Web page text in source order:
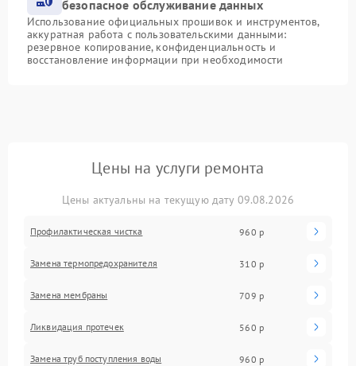
безопасное обслуживание данных
Использование официальных прошивок и инструментов,
аккуратная работа с пользовательскими данными:
резервное копирование, конфиденциальность и
восстановление информации при необходимости
Цены на услуги ремонта
Цены актуальны на текущую дату 09.08.2026
Профилактическая чистка 960 р
Замена термопредохранителя 310 р
Замена мембраны 709 р
Ликвидация протечек 560 р
Замена труб поступления воды 960 р